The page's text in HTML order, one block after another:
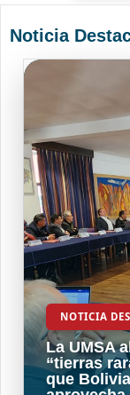
Noticia
NOTICIA
La UMSA
“tierras
que